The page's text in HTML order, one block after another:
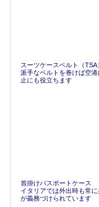
スーツケースベルト（TSA
派手なベルトを巻けば空
止にも役立ちます
首掛けパスポートケース
イタリアでは外出時も常
が義務づけられています